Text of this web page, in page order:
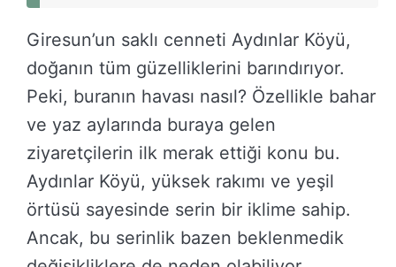
Giresun’un saklı cenneti Aydınlar Köyü,
doğanın tüm güzelliklerini barındırıyor.
Peki, buranın havası nasıl? Özellikle bahar
ve yaz aylarında buraya gelen
ziyaretçilerin ilk merak ettiği konu bu.
Aydınlar Köyü, yüksek rakımı ve yeşil
örtüsü sayesinde serin bir iklime sahip.
Ancak, bu serinlik bazen beklenmedik